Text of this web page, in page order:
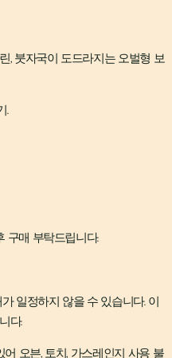
, 붓자국이 도드라지는 오벌형 보
.
구매 부탁드립니다.
일정하지 않을 수 있습니다. 이
다.
오븐, 토치, 가스레인지 사용 불